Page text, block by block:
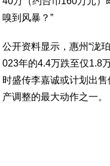
嗅到风暴？”
公开资料显示，惠州“泷
023年的4.4万跌至仅1.8
时盛传李嘉诚或计划出
产调整的最大动作之一。